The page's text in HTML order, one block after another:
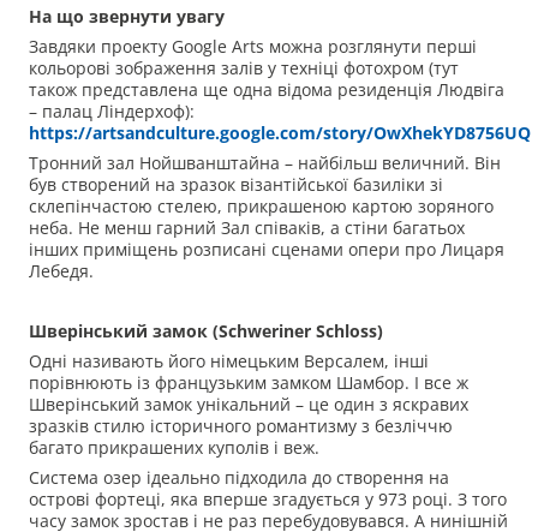
На що звернути увагу
Завдяки проекту Google Arts можна розглянути перші
кольорові зображення залів у техніці фотохром (тут
також представлена ще одна відома резиденція Людвіга
– палац Ліндерхоф):
https://artsandculture.google.com/story/OwXhekYD8756UQ
Тронний зал Нойшванштайна – найбільш величний. Він
був створений на зразок візантійської базиліки зі
склепінчастою стелею, прикрашеною картою зоряного
неба. Не менш гарний Зал співаків, а стіни багатьох
інших приміщень розписані сценами опери про Лицаря
Лебедя.
Шверінський замок (Schweriner Schloss)
Одні називають його німецьким Версалем, інші
порівнюють із французьким замком Шамбор. І все ж
Шверінський замок унікальний – це один з яскравих
зразків стилю історичного романтизму з безліччю
багато прикрашених куполів і веж.
Система озер ідеально підходила до створення на
острові фортеці, яка вперше згадується у 973 році. З того
часу замок зростав і не раз перебудовувався. А нинішній